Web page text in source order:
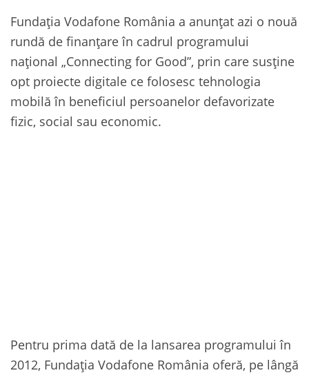
Fundația Vodafone România a anunțat azi o nouă
rundă de finanțare în cadrul programului
național „Connecting for Good”, prin care susține
opt proiecte digitale ce folosesc tehnologia
mobilă în beneficiul persoanelor defavorizate
fizic, social sau economic.
Pentru prima dată de la lansarea programului în
2012, Fundația Vodafone România oferă, pe lângă